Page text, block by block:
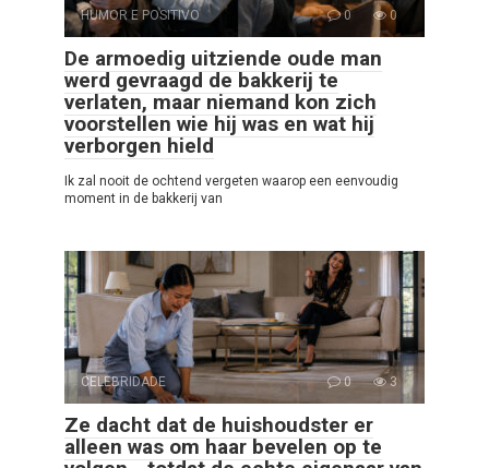
HUMOR E POSITIVO 0 0
De armoedig uitziende oude man
werd gevraagd de bakkerij te
verlaten, maar niemand kon zich
voorstellen wie hij was en wat hij
verborgen hield
Ik zal nooit de ochtend vergeten waarop een eenvoudig
moment in de bakkerij van
CELEBRIDADE 0 3
Ze dacht dat de huishoudster er
alleen was om haar bevelen op te